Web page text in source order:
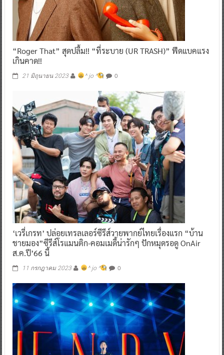
“Roger That” สุดปลื้ม!! “ที่ระบาย (UR TRASH)” ฟีดแบคแรง
เกินคาด!!
21 มิถุนายน 2023 ^ jo ^ 0
‘เวรี่เกรท’ ปล่อยเทรลเลอร์ซีรีส์วายพากย์ไทยเรื่องแรก “บ้าน
ชายมอง”ซีรีส์โรแมนติก-คอมเมดี้น่ารักๆ ปักหมุดรอดู OnAir
ส.ค.ปี’66 นี้
11 กรกฎาคม 2023 ^ jo ^ 0